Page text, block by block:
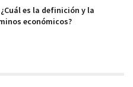
es la definición y la
económicos?